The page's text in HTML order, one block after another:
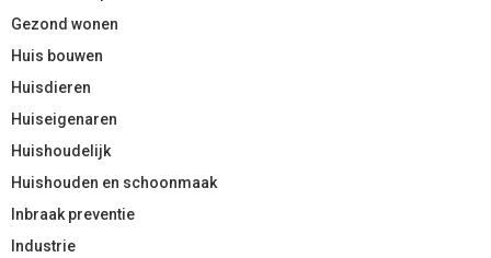
Gezond wonen
Huis bouwen
Huisdieren
Huiseigenaren
Huishoudelijk
Huishouden en schoonmaak
Inbraak preventie
Industrie